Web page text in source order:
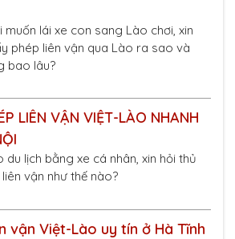
lái xe con sang Lào chơi, xin
phép liên vận qua Lào ra sao và
bao lâu?
LIÊN VẬN VIỆT-LÀO NHANH
lịch bằng xe cá nhân, xin hỏi thủ
vận như thế nào?
vận Việt-Lào uy tín ở Hà Tĩnh